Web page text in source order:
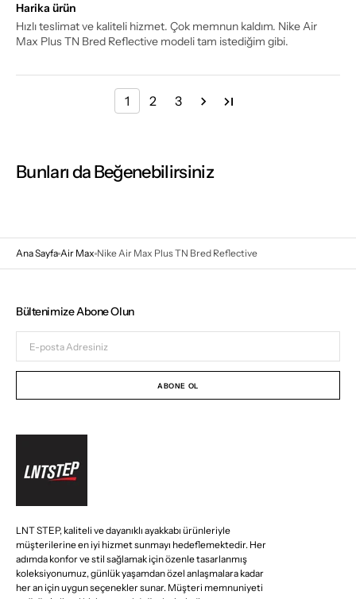
Harika ürün
Hızlı teslimat ve kaliteli hizmet. Çok memnun kaldım. Nike Air
Max Plus TN Bred Reflective modeli tam istediğim gibi.
1 2 3
Bunları da Beğenebilirsiniz
Ana Sayfa Air Max Nike Air Max Plus TN Bred Reflective
LNT STEP, kaliteli ve dayanıklı ayakkabı ürünleriyle
müşterilerine en iyi hizmet sunmayı hedeflemektedir. Her
adımda konfor ve stil sağlamak için özenle tasarlanmış
koleksiyonumuz, günlük yaşamdan özel anlaşmalara kadar
her an için uygun seçenekler sunar. Müşteri memnuniyeti
Bültenimize Abone Olun
posta
Adresiniz
ABONE OL